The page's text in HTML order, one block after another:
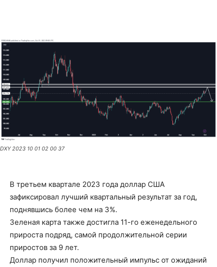
DXY 2023 10 01 02 00 37
В третьем квартале 2023 года доллар США
зафиксировал лучший квартальный результат за год,
поднявшись более чем на 3%.
Зеленая карта также достигла 11-го еженедельного
прироста подряд, самой продолжительной серии
приростов за 9 лет.
Доллар получил положительный импульс от ожиданий